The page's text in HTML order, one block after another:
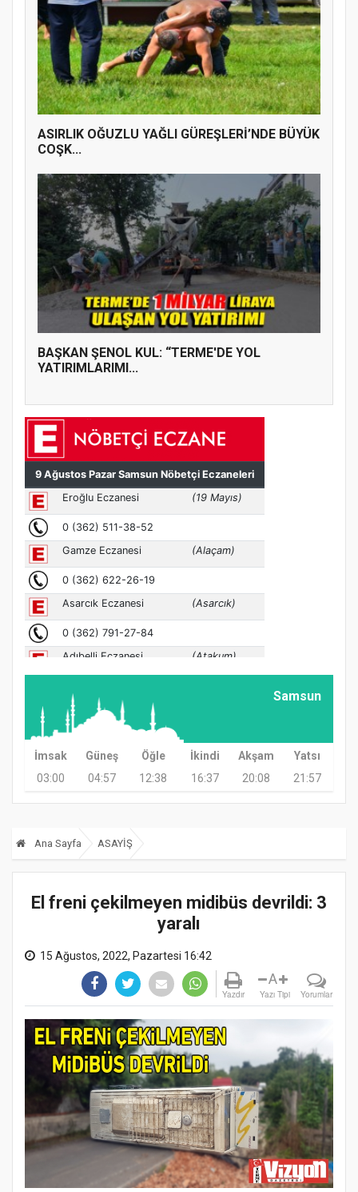
ASIRLIK OĞUZLU YAĞLI GÜREŞLERİ’NDE BÜYÜK
COŞK...
BAŞKAN ŞENOL KUL: “TERME'DE YOL
YATIRIMLARIMI...
Samsun
İmsak Güneş Öğle İkindi Akşam
Yatsı
03:00
04:57 12:38 16:37 20:08 21:57
Ana Sayfa ASAYİŞ
El freni çekilmeyen midibüs devrildi: 3
yaralı
15 Ağustos, 2022, Pazartesi 16:42
Yazdır
A
Yazı Tipi Yorumlar